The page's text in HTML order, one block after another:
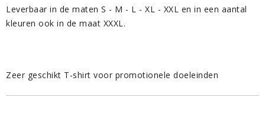
Leverbaar in de maten S - M - L - XL - XXL en in een aantal
kleuren ook in de maat XXXL.
Zeer geschikt T-shirt voor promotionele doeleinden